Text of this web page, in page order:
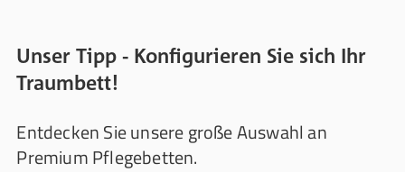
Unser Tipp - Konfigurieren Sie sich Ihr
Traumbett!
Entdecken Sie unsere große Auswahl an
Premium Pflegebetten.